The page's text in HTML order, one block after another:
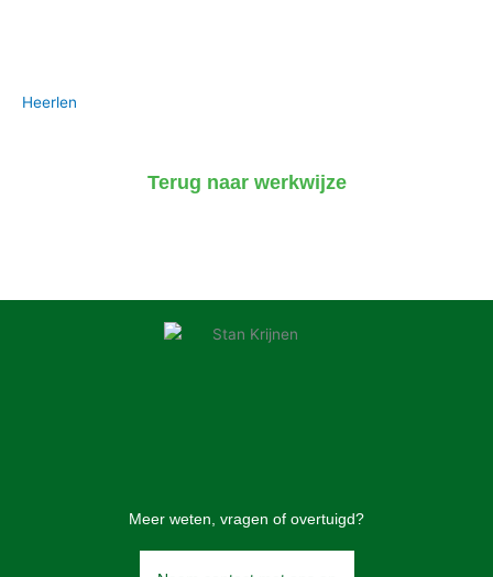
Heerlen
Terug naar werkwijze
Meer weten, vragen of overtuigd?